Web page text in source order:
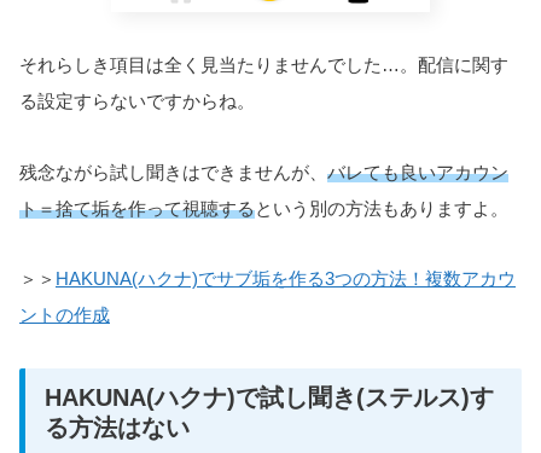
それらしき項目は全く見当たりませんでした…。配信に関す
る設定すらないですからね。
残念ながら試し聞きはできませんが、 バレても良いアカウン
ト＝捨て垢を作って視聴するという別の方法もありますよ。
＞＞ HAKUNA(ハクナ)でサブ垢を作る3つの方法！複数アカウ
ントの作成
HAKUNA(ハクナ)で試し聞き(ステルス)す
る方法はない